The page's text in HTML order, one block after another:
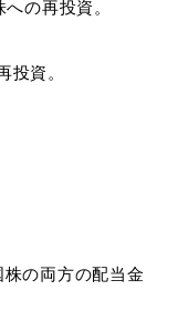
の再投資。
投資。
の両方の配当金